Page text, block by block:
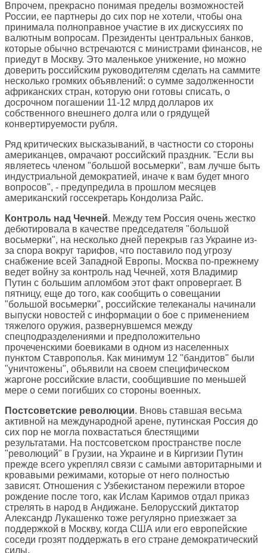
Впрочем, прекрасно понимая пределы возможностей
России, ее партнеры до сих пор не хотели, чтобы она
принимала полноправное участие в их дискуссиях по
валютным вопросам. Президенты центральных банков,
которые обычно встречаются с министрами финансов, не
приедут в Москву. Это маленькое унижение, но можно
доверить российским руководителям сделать на саммите
несколько громких объявлений: о сумме задолженности
африканских стран, которую они готовы списать, о
досрочном погашении 11-12 млрд долларов их
собственного внешнего долга или о грядущей
конвертируемости рубля.
Ряд критических высказываний, в частности со стороны
американцев, омрачают российский праздник. "Если вы
являетесь членом "большой восьмерки", вам лучше быть
индустриальной демократией, иначе к вам будет много
вопросов", - предупредила в прошлом месяцев
американский госсекретарь Кондолиза Райс.
Контроль над Чечней. Между тем Россия очень жестко
дебютировала в качестве председателя "большой
восьмерки", на несколько дней перекрыв газ Украине из-
за спора вокруг тарифов, что поставило под угрозу
снабжение всей Западной Европы. Москва по-прежнему
ведет войну за контроль над Чечней, хотя Владимир
Путин с большим апломбом этот факт опровергает. В
пятницу, еще до того, как сообщить о совещании
"большой восьмерки", российские телеканалы начинали
выпуски новостей с информации о бое с применением
тяжелого оружия, развернувшемся между
спецподразделениями и предположительно
прочеченскими боевиками в одном из населенных
пунктом Ставрополья. Как минимум 12 "бандитов" были
"уничтожены", объявили на своем специфическом
жаргоне российские власти, сообщившие по меньшей
мере о семи погибших со стороны военных.
Постсоветские революции. Вновь ставшая весьма
активной на международной арене, путинская Россия до
сих пор не могла похвастаться блестящими
результатами. На постсоветском пространстве после
"революций" в Грузии, на Украине и в Киргизии Путин
прежде всего укреплял связи с самыми авторитарными и
кровавыми режимами, которые от него полностью
зависят. Отношения с Узбекистаном пережили второе
рождение после того, как Ислам Каримов отдал приказ
стрелять в народ в Андижане. Белорусский диктатор
Александр Лукашенко тоже регулярно приезжает за
поддержкой в Москву, когда США или его европейские
соседи грозят поддержать в его стране демократический
силы.